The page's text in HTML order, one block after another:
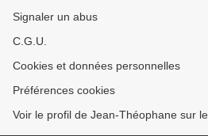
Signaler un abus
C.G.U.
Cookies et données personnelles
Préférences cookies
Voir le profil de Jean-Théophane sur